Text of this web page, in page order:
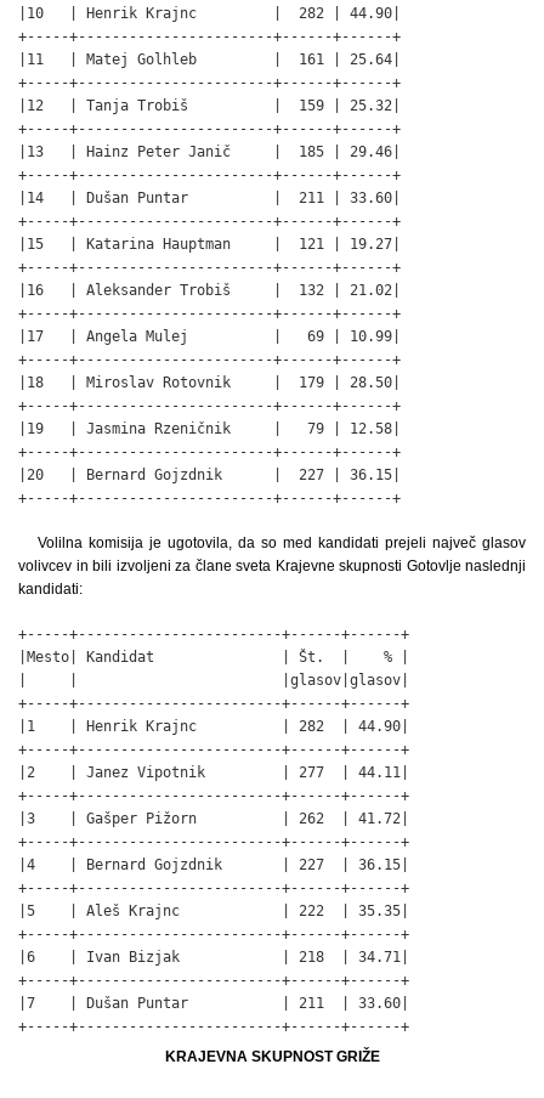
|10   | Henrik Krajnc         |  282 | 44.90|
+-----+-----------------------+------+------+
|11   | Matej Golhleb         |  161 | 25.64|
+-----+-----------------------+------+------+
|12   | Tanja Trobiš          |  159 | 25.32|
+-----+-----------------------+------+------+
|13   | Hainz Peter Janič     |  185 | 29.46|
+-----+-----------------------+------+------+
|14   | Dušan Puntar          |  211 | 33.60|
+-----+-----------------------+------+------+
|15   | Katarina Hauptman     |  121 | 19.27|
+-----+-----------------------+------+------+
|16   | Aleksander Trobiš     |  132 | 21.02|
+-----+-----------------------+------+------+
|17   | Angela Mulej          |   69 | 10.99|
+-----+-----------------------+------+------+
|18   | Miroslav Rotovnik     |  179 | 28.50|
+-----+-----------------------+------+------+
|19   | Jasmina Rzeničnik     |   79 | 12.58|
+-----+-----------------------+------+------+
|20   | Bernard Gojzdnik      |  227 | 36.15|
+-----+-----------------------+------+------+
Volilna komisija je ugotovila, da so med kandidati prejeli največ glasov
volivcev in bili izvoljeni za člane sveta Krajevne skupnosti Gotovlje naslednji
kandidati:
+-----+------------------------+------+------+
|Mesto| Kandidat               | Št.  |    % |
|     |                        |glasov|glasov|
+-----+------------------------+------+------+
|1    | Henrik Krajnc          | 282  | 44.90|
+-----+------------------------+------+------+
|2    | Janez Vipotnik         | 277  | 44.11|
+-----+------------------------+------+------+
|3    | Gašper Pižorn          | 262  | 41.72|
+-----+------------------------+------+------+
|4    | Bernard Gojzdnik       | 227  | 36.15|
+-----+------------------------+------+------+
|5    | Aleš Krajnc            | 222  | 35.35|
+-----+------------------------+------+------+
|6    | Ivan Bizjak            | 218  | 34.71|
+-----+------------------------+------+------+
|7    | Dušan Puntar           | 211  | 33.60|
+-----+------------------------+------+------+
KRAJEVNA SKUPNOST GRIŽE